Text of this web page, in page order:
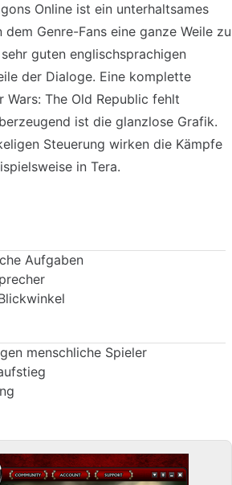
Online ist ein unterhaltsames
dem Genre-Fans eine ganze Weile zu
guten englischsprachigen
der Dialoge. Eine komplette
The Old Republic fehlt
ist die glanzlose Grafik.
Steuerung wirken die Kämpfe
in Tera.
Aufgaben
menschliche Spieler